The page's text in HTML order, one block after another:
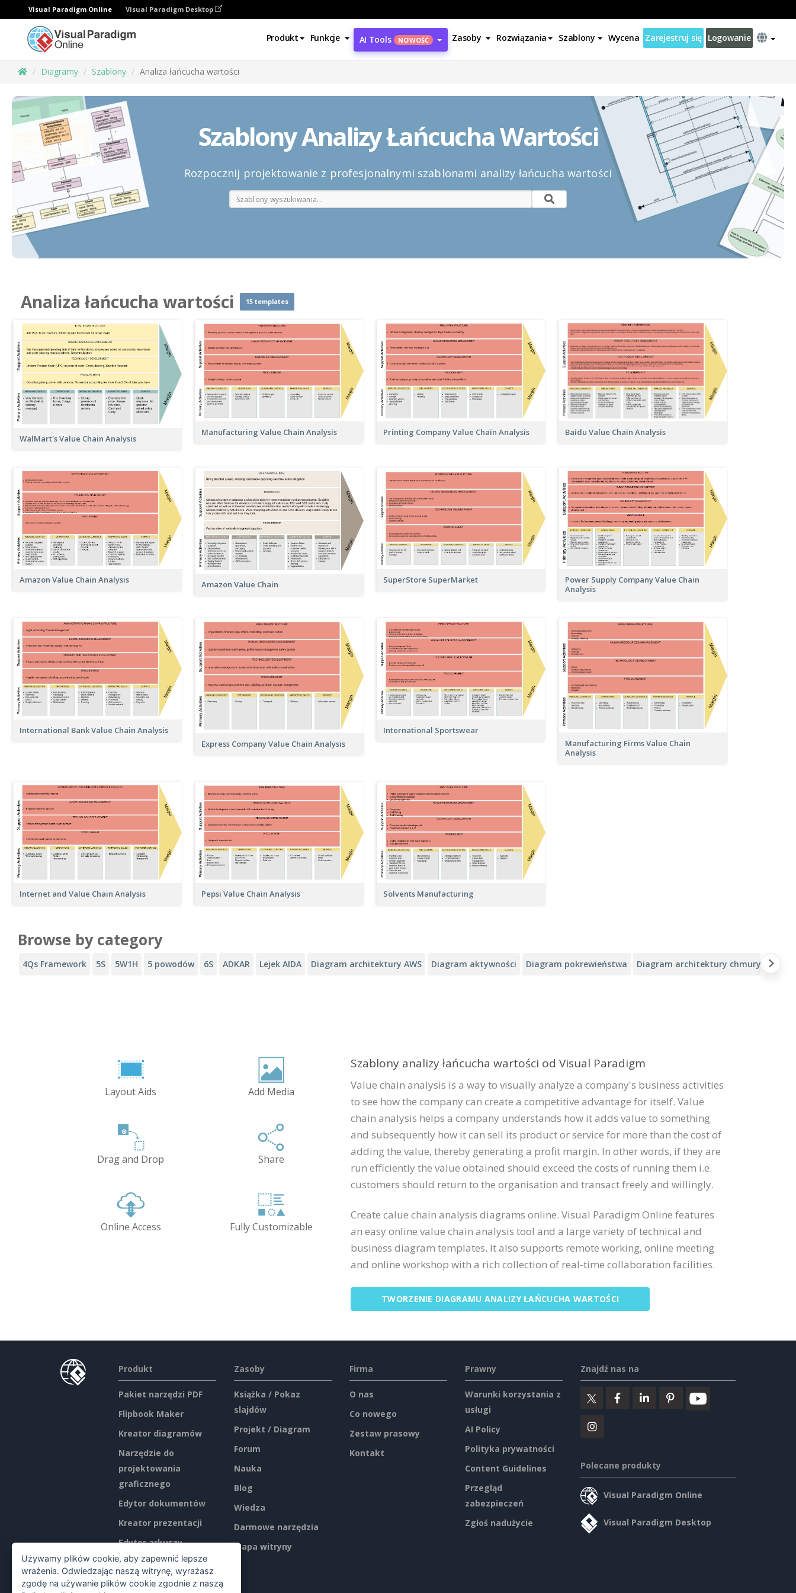
Visual Paradigm Online Visual Paradigm Desktop
Produkt Funkcje AI Tools NOWOŚĆ Zasoby Rozwiązania Szablony Wycena Zarejestruj się Logowanie
Diagramy Szablony Analiza łańcucha wartości
Szablony Analizy Łańcucha Wartości
Rozpocznij projektowanie z profesjonalnymi szablonami analizy łańcucha wartości
Analiza łańcucha wartości 15 templates
WalMart's Value Chain Analysis
Manufacturing Value Chain Analysis Printing Company Value Chain Analysis Baidu Value Chain Analysis
Amazon Value Chain Analysis Amazon Value Chain SuperStore SuperMarket
Power Supply Company Value Chain
Analysis
International Bank Value Chain Analysis
Express Company Value Chain Analysis
International Sportswear
Manufacturing Firms Value Chain
Analysis
Internet and Value Chain Analysis Pepsi Value Chain Analysis Solvents Manufacturing
Browse by category
4Qs Framework 5S 5W1H 5 powodów 6S ADKAR Lejek AIDA Diagram architektury AWS Diagram aktywności Diagram pokrewieństwa Diagram architektury chmury Alibaba
Layout Aids Add Media
Drag and Drop Share
Online Access Fully Customizable
Szablony analizy łańcucha wartości od Visual Paradigm
Value chain analysis is a way to visually analyze a company's business activities
to see how the company can create a competitive advantage for itself. Value
chain analysis helps a company understands how it adds value to something
and subsequently how it can sell its product or service for more than the cost of
adding the value, thereby generating a profit margin. In other words, if they are
run efficiently the value obtained should exceed the costs of running them i.e.
customers should return to the organisation and transact freely and willingly.
Create calue chain analysis diagrams online. Visual Paradigm Online features
an easy online value chain analysis tool and a large variety of technical and
business diagram templates. It also supports remote working, online meeting
and online workshop with a rich collection of real-time collaboration facilities.
TWORZENIE DIAGRAMU ANALIZY ŁAŃCUCHA WARTOŚCI
Produkt
Pakiet narzędzi PDF
Flipbook Maker
Kreator diagramów
Narzędzie do
projektowania
graficznego
Edytor dokumentów
Kreator prezentacji
Edytor arkuszy
kalkulacyjnych
Ceny
Zasoby
Książka / Pokaz
slajdów
Projekt / Diagram
Forum
Nauka
Blog
Wiedza
Darmowe narzędzia
Mapa witryny
Firma
O nas
Co nowego
Zestaw prasowy
Kontakt
Prawny
Warunki korzystania z
usługi
AI Policy
Polityka prywatności
Content Guidelines
Przegląd
zabezpieczeń
Zgłoś nadużycie
Znajdź nas na
Polecane produkty
Visual Paradigm Online
Visual Paradigm Desktop
Używamy plików cookie, aby zapewnić lepsze
wrażenia. Odwiedzając naszą witrynę, wyrażasz
zgodę na używanie plików cookie zgodnie z naszą